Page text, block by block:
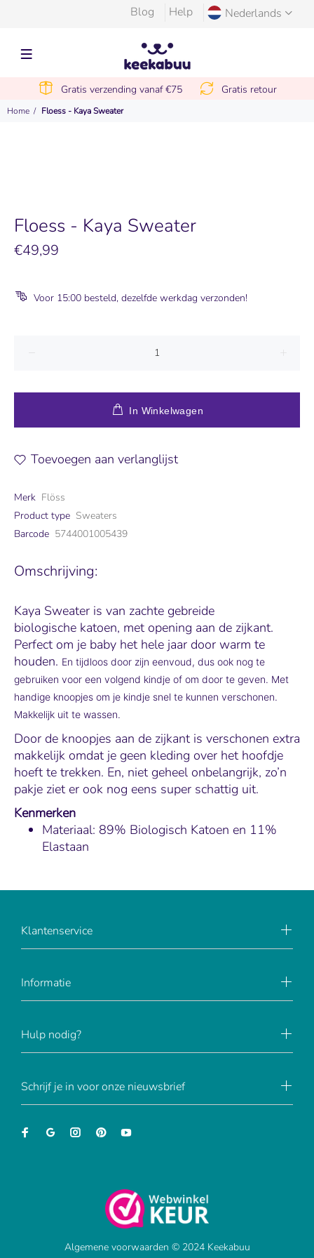
Blog Help Nederlands
Gratis verzending vanaf €75 Gratis retour
Home Floess - Kaya Sweater
Floess - Kaya Sweater
€49,99
Voor 15:00 besteld, dezelfde werkdag verzonden!
In Winkelwagen
Toevoegen aan verlanglijst
Merk Flöss
Product type Sweaters
Barcode 5744001005439
Omschrijving:
Kaya Sweater is van zachte gebreide
biologische katoen, met opening aan de zijkant.
Perfect om je baby het hele jaar door warm te
houden. En tijdloos door zijn eenvoud, dus ook nog te
gebruiken voor een volgend kindje of om door te geven. Met
handige knoopjes om je kindje snel te kunnen verschonen.
Makkelijk uit te wassen.
Door de knoopjes aan de zijkant is verschonen extra
makkelijk omdat je geen kleding over het hoofdje
hoeft te trekken. En, niet geheel onbelangrijk, zo’n
pakje ziet er ook nog eens super schattig uit.
Kenmerken
Materiaal: 89% Biologisch Katoen en 11%
Elastaan
Schrijf je in voor onze nieuwsbrief
Klantenservice
Informatie
Hulp nodig?
Algemene voorwaarden © 2024 Keekabuu